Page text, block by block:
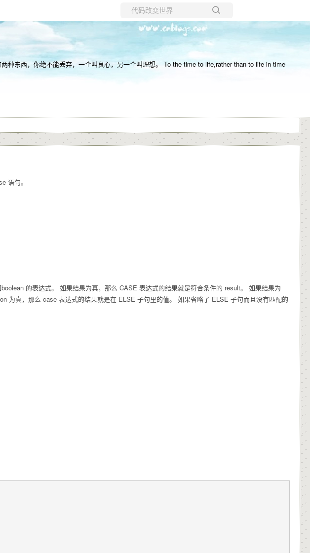
所有博客
当前博客
种东西，你绝不能丢弃，一个叫良心，另一个叫理想。 To the time to life,rather than to life in time
语句。
的表达式。 如果结果为真，那么 CASE 表达式的结果就是符合条件的 result。 如果结果为
为真，那么 case 表达式的结果就是在 ELSE 子句里的值。 如果省略了 ELSE 子句而且没有匹配的